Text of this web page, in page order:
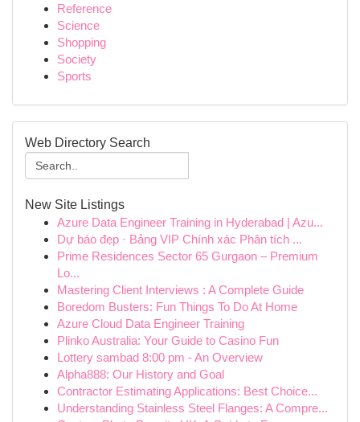
Reference
Science
Shopping
Society
Sports
Web Directory Search
New Site Listings
Azure Data Engineer Training in Hyderabad | Azu...
Dự báo đẹp · Bảng VIP Chính xác Phân tích ...
Prime Residences Sector 65 Gurgaon – Premium
Lo...
Mastering Client Interviews : A Complete Guide
Boredom Busters: Fun Things To Do At Home
Azure Cloud Data Engineer Training
Plinko Australia: Your Guide to Casino Fun
Lottery sambad 8:00 pm - An Overview
Alpha888: Our History and Goal
Contractor Estimating Applications: Best Choice...
Understanding Stainless Steel Flanges: A Compre...